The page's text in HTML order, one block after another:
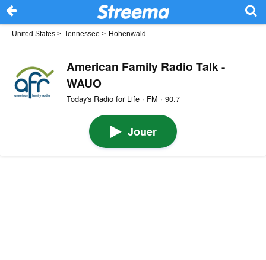
United States > Tennessee > Hohenwald
American Family Radio Talk -
WAUO
Today's Radio for Life · FM · 90.7
Jouer